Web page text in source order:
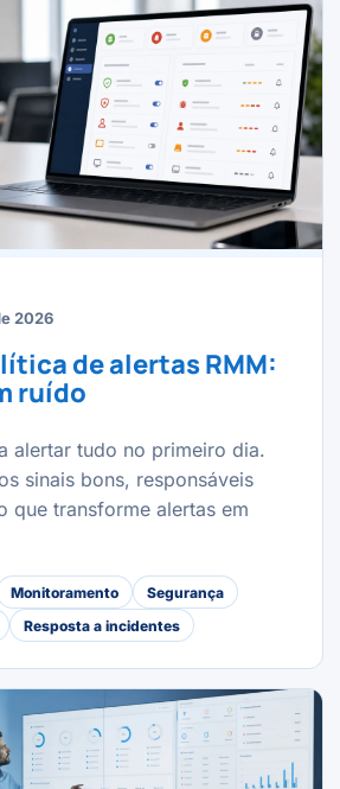
2026
de alertas RMM:
ruído
alertar tudo no primeiro dia.
sinais bons, responsáveis
que transforme alertas em
Monitoramento
Segurança
Resposta a incidentes